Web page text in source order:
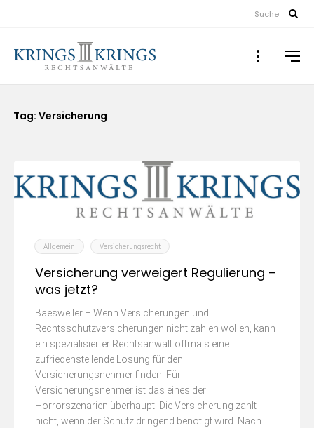
Suche
Tag: Versicherung
Allgemein Versicherungsrecht
Versicherung verweigert Regulierung –
was jetzt?
Baesweiler – Wenn Versicherungen und
Rechtsschutzversicherungen nicht zahlen wollen, kann
ein spezialisierter Rechtsanwalt oftmals eine
zufriedenstellende Lösung für den
Versicherungsnehmer finden. Für
Versicherungsnehmer ist das eines der
Horrorszenarien überhaupt: Die Versicherung zahlt
nicht, wenn der Schutz dringend benötigt wird. Nach